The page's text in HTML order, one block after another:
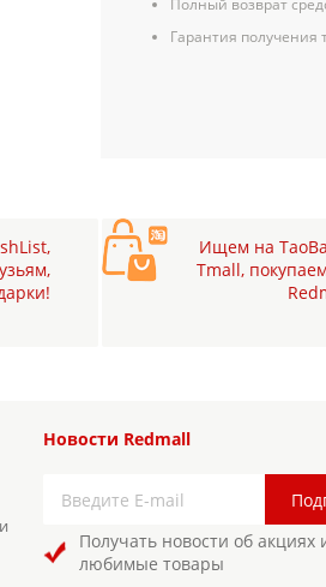
Гарантия получения
Ищем на
Tmall,
Новости Redmall
Получать новости об акциях
любимые товары